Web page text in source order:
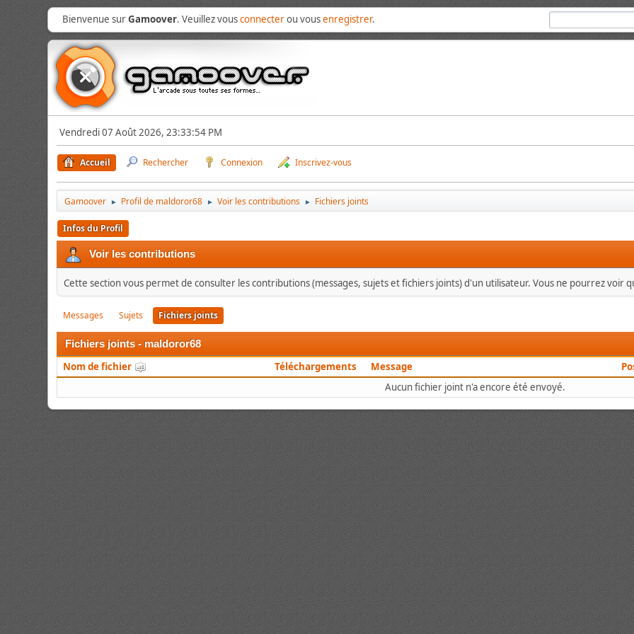
Bienvenue surGamoover. Veuillez vousconnecterou vousenregistrer.
Vendredi 07 Août 2026, 23:33:54 PM
Accueil Rechercher Connexion Inscrivez-vous
Gamoover ► Profil de maldoror68 ► Voir les contributions ► Fichiers joints
Infos du Profil
Voir les contributions
Cette section vous permet de consulter les contributions (messages, sujets et fichiers joints) d'un utilisateur. Vous ne pourrez voir
Messages Sujets Fichiers joints
Fichiers joints - maldoror68
Nom de fichier Téléchargements Message
Aucun fichier joint n'a encore été envoyé.